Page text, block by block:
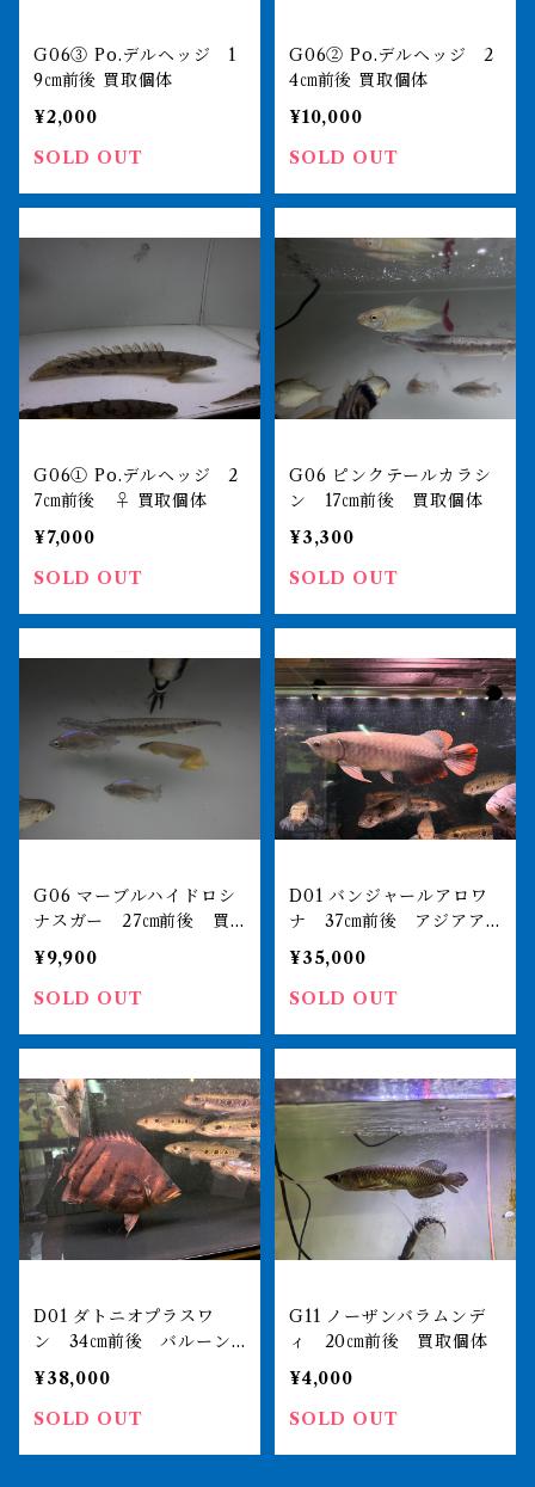
G06③ Po.デルヘッジ 1
9㎝前後 買取個体
¥2,000
SOLD OUT
G06② Po.デルヘッジ 2
4㎝前後 買取個体
¥10,000
SOLD OUT
G06① Po.デルヘッジ 2
7㎝前後 ♀ 買取個体
¥7,000
SOLD OUT
G06 ピンクテールカラシ
ン 17㎝前後 買取個体
¥3,300
SOLD OUT
G06 マーブルハイドロシ
ナスガー 27㎝前後 買
取個体
¥9,900
SOLD OUT
D01 バンジャールアロワ
ナ 37㎝前後 アジアア
ロワナ 250-002632
¥35,000
SOLD OUT
D01 ダトニオプラスワ
ン 34㎝前後 バルーン
体型 買取個体
¥38,000
SOLD OUT
G11 ノーザンバラムンデ
ィ 20㎝前後 買取個体
¥4,000
SOLD OUT